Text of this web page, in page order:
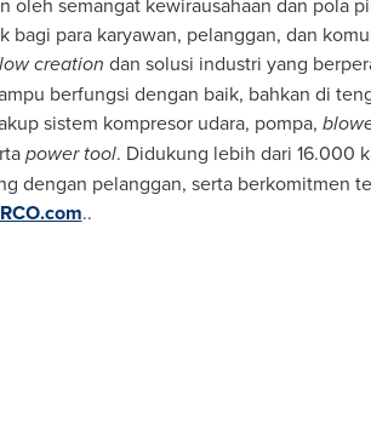
para karyawan, pelanggan, dan
creation dan solusi industri yang
berfungsi dengan baik, bahkan di
sistem kompresor udara, pompa,
power tool. Didukung lebih dari 16.000
dengan pelanggan, serta berkomitmen
..